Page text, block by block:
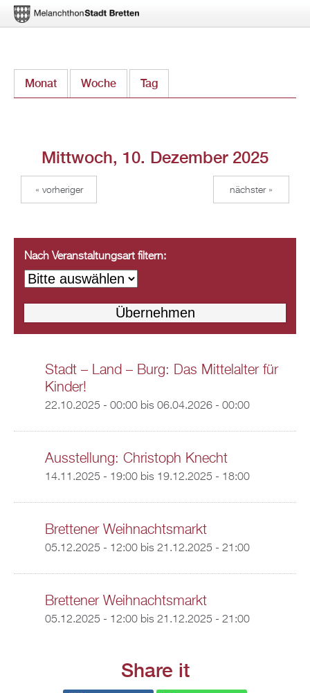
zum
Monat Woche Tag
Mittwoch, 10. Dezember 2025
« vorheriger nächster »
Nach Veranstaltungsart filtern:
Stadt – Land – Burg: Das Mittelalter für
Kinder!
22.10.2025 - 00:00bis 06.04.2026 - 00:00
Ausstellung: Christoph Knecht
14.11.2025 - 19:00bis 19.12.2025 - 18:00
Brettener Weihnachtsmarkt
05.12.2025 - 12:00bis 21.12.2025 - 21:00
Brettener Weihnachtsmarkt
05.12.2025 - 12:00bis 21.12.2025 - 21:00
Share it